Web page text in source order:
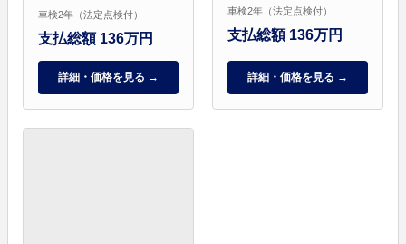
車検2年（法定点検付）
支払総額 136万円
詳細・価格を見る →
車検2年（法定点検付）
支払総額 136万円
詳細・価格を見る →